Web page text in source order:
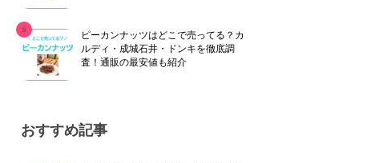
ピーカンナッツはどこで売ってる？カ
ルディ・成城石井・ドンキを徹底調
査！通販の最安値も紹介
おすすめ記事